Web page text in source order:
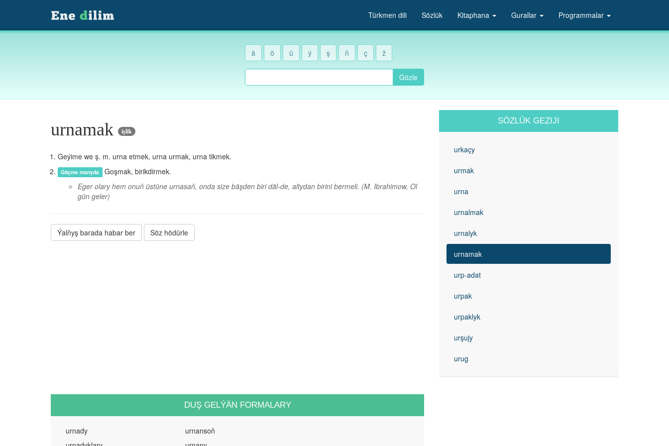
Türkmen dili Sözlük Kitaphana Gurallar Programmalar
ä ö ü ý ş ň ç ž
Gözle
urnamak işlik
Geýime we ş. m. urna etmek, urna urmak, urna tikmek.
Göçme manyda Goşmak, birikdirmek.
Eger olary hem onuň üstüne urnasaň, onda size bäşden biri däl-de, altydan birini bermeli. (M. Ibrahimow, Ol
gün geler)
Ýalňyş barada habar ber Söz hödürle
DUŞ GELÝÄN FORMALARY
urnady
urnansoň
SÖZLÜK GEZIJI
urkaçy
urmak
urna
urnalmak
urnalyk
urnamak
urp-adat
urpak
urpaklyk
urşujy
urug